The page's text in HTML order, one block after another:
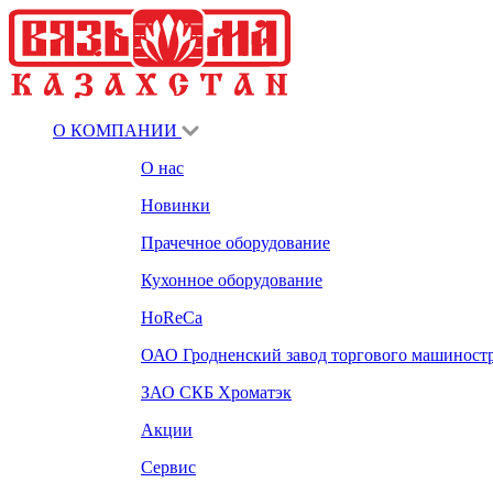
О КОМПАНИИ
О нас
Новинки
Прачечное оборудование
Кухонное оборудование
HoReCa
ОАО Гродненский завод торгового
ЗАО СКБ Хроматэк
Акции
Сервис